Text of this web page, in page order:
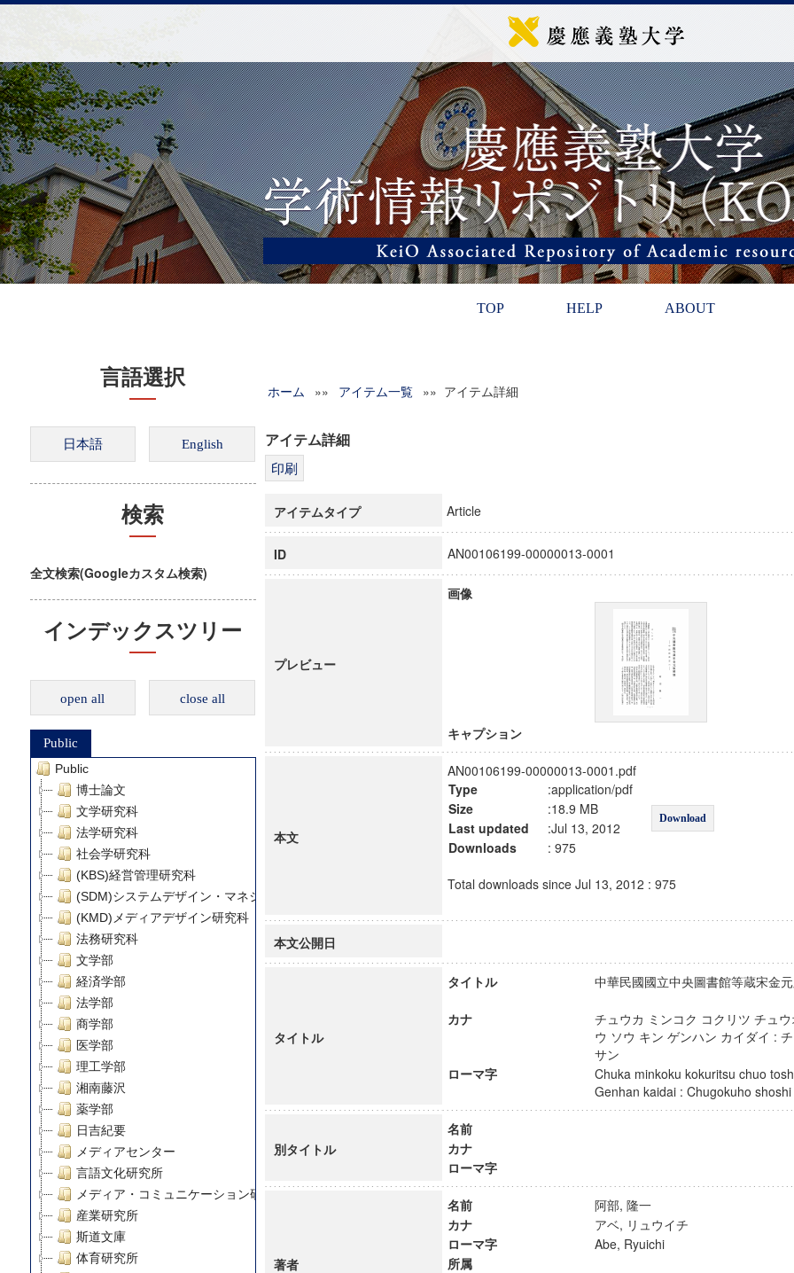
TOP HELP ABOUT
言語選択
検索
全文検索(Googleカスタム検索)
インデックスツリー
open all close all
Public
Public
博士論文
文学研究科
法学研究科
社会学研究科
(KBS)経営管理研究科
(SDM)システムデザイン・マネジメント研究科
(KMD)メディアデザイン研究科
法務研究科
文学部
経済学部
法学部
商学部
医学部
理工学部
湘南藤沢
薬学部
日吉紀要
メディアセンター
言語文化研究所
メディア・コミュニケーション研究所
産業研究所
斯道文庫
体育研究所
ホーム »» アイテム一覧 »» アイテム詳細
アイテム詳細
アイテムタイプ Article
ID AN00106199-00000013-0001
プレビュー
画像
キャプション
本文
AN00106199-00000013-0001.pdf
Type
:application/pdf
Download
Size
:18.9 MB
Last updated
:Jul 13, 2012
Downloads
: 975
Total downloads since Jul 13, 2012 : 975
本文公開日
タイトル
タイトル 中華民國國立中央圖書館等蔵宋金
カナ
チュウカ ミンコク コクリツ チュ
ウ ソウ キン ゲンハン カイダイ :
サン
ローマ字
Chuka minkoku kokuritsu chuo
Genhan kaidai : Chugokuho
別タイトル
名前
カナ
ローマ字
著者
名前
阿部, 隆一
カナ
アベ, リュウイチ
ローマ字
Abe, Ryuichi
所属